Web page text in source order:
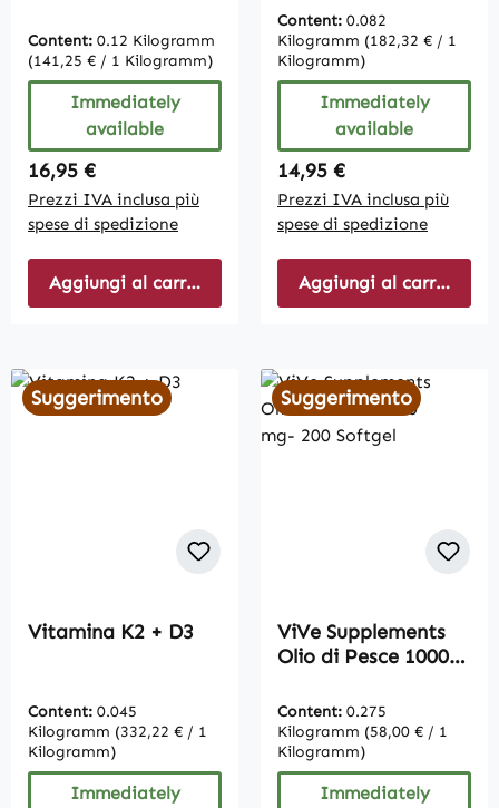
Supplements
Content: 0.12 Kilogramm
(141,25 € / 1 Kilogramm)
Immediately
available
Regular price:
16,95 €
Prezzi IVA inclusa più
spese di spedizione
Aggiungi al carrello
Content: 0.082
Kilogramm (182,32 € / 1
Kilogramm)
Immediately
available
Regular price:
14,95 €
Prezzi IVA inclusa più
spese di spedizione
Aggiungi al carrello
Suggerimento
Vitamina K2 + D3
Content: 0.045
Kilogramm (332,22 € / 1
Kilogramm)
Immediately
Suggerimento
ViVe Supplements
Olio di Pesce 1000
Content: 0.275
Kilogramm (58,00 € / 1
Kilogramm)
Immediately